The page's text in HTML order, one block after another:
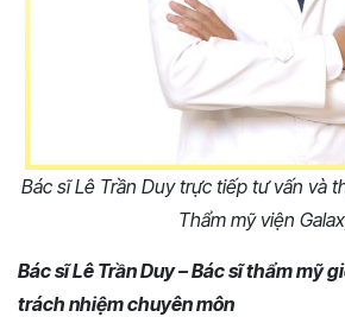
Bác sĩ Lê Trần Duy trực tiếp tư vấn và
Thẩm mỹ viện
Bác sĩ Lê Trần Duy – Bác sĩ thẩm mỹ
trách nhiệm chuyên môn